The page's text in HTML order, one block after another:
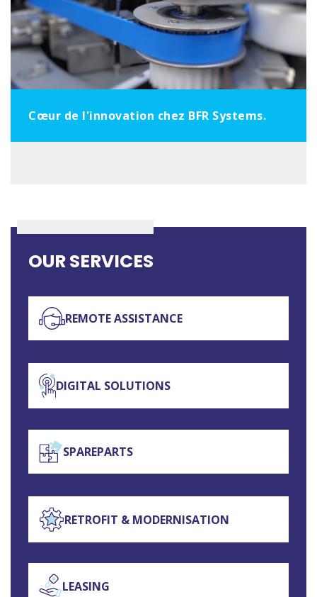
Cœur de l'innovation chez BFR Systems.
OUR SERVICES
REMOTE ASSISTANCE
DIGITAL SOLUTIONS
SPAREPARTS
RETROFIT & MODERNISATION
LEASING